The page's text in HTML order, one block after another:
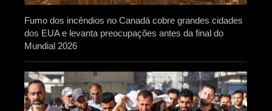
Fumo dos incêndios no Canadá cobre grandes cidades
dos EUA e levanta preocupações antes da final do
Mundial 2026